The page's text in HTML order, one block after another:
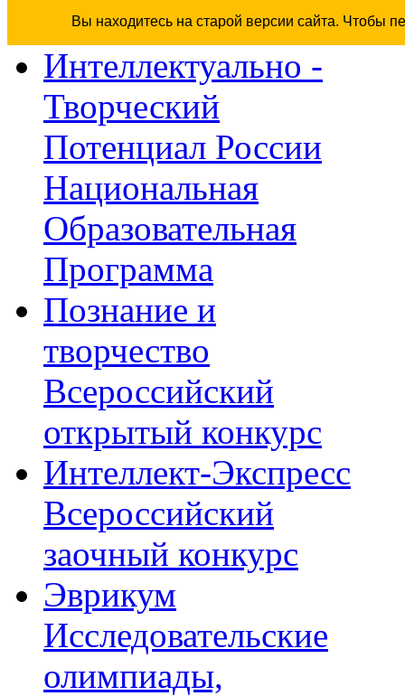
Вы находитесь на старой версии сайта. Чтобы
Интеллектуально -
Творческий
Потенциал России
Национальная
Образовательная
Программа
Познание и
творчество
Всероссийский
открытый конкурс
Интеллект-Экспресс
Всероссийский
заочный конкурс
Эврикум
Исследовательские
олимпиады,